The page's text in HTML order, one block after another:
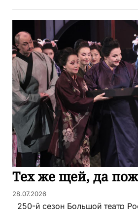
Тех же щей, да
28.07.2026
250-й сезон Большой театр